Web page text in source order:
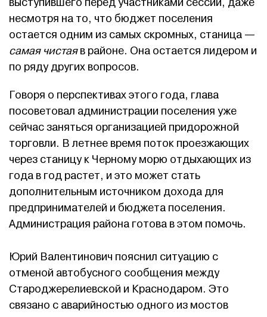
выступившего перед участниками сессии, даже
несмотря на то, что бюджет поселения
остается одним из самых скромных, станица —
самая чистаяв районе. Она остается лидером и
по ряду других вопросов.
Говоря о перспективах этого года, глава
посоветовал администрации поселения уже
сейчас заняться организацией придорожной
торговли. В летнее время поток проезжающих
через станицу к Черному морю отдыхающих из
года в год растет, и это может стать
дополнительным источником дохода для
предпринимателей и бюджета поселения.
Администрация района готова в этом помочь.
Юрий Валентинович пояснил ситуацию с
отменой автобусного сообщения между
Староджерелиевской и Краснодаром. Это
связано с аварийностью одного из мостов